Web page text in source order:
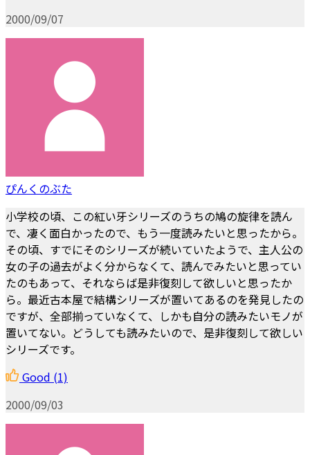
2000/09/07
ぴんくのぶた
小学校の頃、この紅い牙シリーズのうちの鳩の旋律を読ん
で、凄く面白かったので、もう一度読みたいと思ったから。
その頃、すでにそのシリーズが続いていたようで、主人公の
女の子の過去がよく分からなくて、読んでみたいと思ってい
たのもあって、それならば是非復刻して欲しいと思ったか
ら。最近古本屋で結構シリーズが置いてあるのを発見したの
ですが、全部揃っていなくて、しかも自分の読みたいモノが
置いてない。どうしても読みたいので、是非復刻して欲しい
シリーズです。
Good (1)
2000/09/03